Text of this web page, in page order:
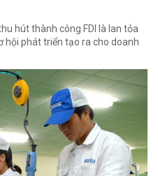
hút thành công FDI là lan tỏa
hội phát triển tạo ra cho doanh